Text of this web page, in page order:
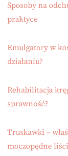
Sposoby na
praktyce
Emulgatory w
działaniu?
Rehabilitacja
sprawność?
Truskawki –
moczopędne